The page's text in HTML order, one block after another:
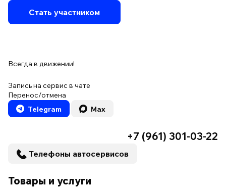
Стать участником
Всегда в движении!
Запись на сервис в чате
Перенос/отмена
Telegram
Max
+7 (961) 301-03-22
Телефоны автосервисов
Товары и услуги